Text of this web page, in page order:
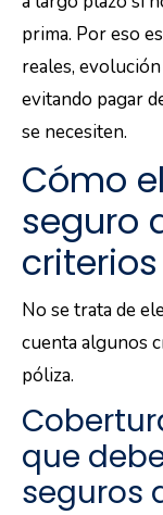
prima. Por eso
reales,
evitando pagar
se necesiten.
Cómo
seguro
No se trata de
cuenta algunos
póliza.
que
seguros